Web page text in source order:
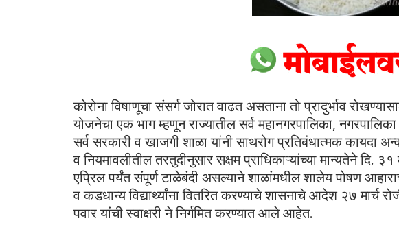
कोरोना विषाणूचा संसर्ग जोरात वाढत असताना तो प्रादुर्भाव
योजनेचा एक भाग म्हणून राज्यातील सर्व महानगरपालिका,
सर्व सरकारी व खाजगी शाळा यांनी साथरोग प्रतिबंधात्मक कायदा
व नियमावलीतील तरतुदीनुसार सक्षम प्राधिकाऱ्यांच्या मान्यतेने दि.
एप्रिल पर्यंत संपूर्ण टाळेबंदी असल्याने शाळांमधील शालेय पोषण
व कडधान्य विद्यार्थ्यांना वितरित करण्याचे शासनाचे आदेश २७ मार्च
पवार यांची स्वाक्षरी ने निर्गमित करण्यात आले आहेत.